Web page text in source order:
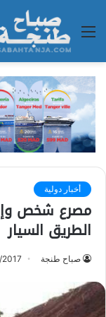
القائمة
أخبار دولية
مصرع شخص
الطريق السيار
صباح طنجة